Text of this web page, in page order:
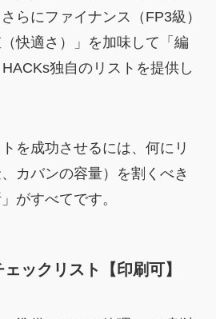
らにファイナンス（FP3級）
快適さ）」を加味して「編
独自のリストを提供し
を成功させるには、何にリ
カバンの容量）を割くべき
がすべてです。
ックリスト【印刷可】